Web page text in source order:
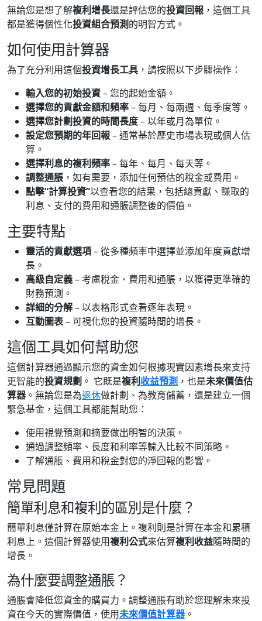
無論您是想了解複利增長還是評估您的投資回報 ，這個工具
都是獲得個性化投資組合預測的明智方式。
如何使用計算器
為了充分利用這個投資增長工具 ，請按照以下步驟操作：
輸入您的初始投資– 您的起始金額。
選擇您的貢獻金額和頻率– 每月、每兩週、每季度等。
選擇您計劃投資的時間長度– 以年或月為單位。
設定您預期的年回報– 通常基於歷史市場表現或個人估
算。
選擇利息的複利頻率– 每年、每月、每天等。
調整通脹 ，如有需要，添加任何預估的稅金或費用。
點擊“計算投資”以查看您的結果，包括總貢獻、賺取的
利息、支付的費用和通脹調整後的價值。
主要特點
靈活的貢獻選項– 從多種頻率中選擇並添加年度貢獻增
長。
高級自定義– 考慮稅金、費用和通脹，以獲得更準確的
財務預測。
詳細的分解– 以表格形式查看逐年表現。
互動圖表– 可視化您的投資隨時間的增長。
這個工具如何幫助您
這個計算器通過顯示您的資金如何根據現實因素增長來支持
更智能的投資規劃 。 它既是複利 收益預測 ，也是未來價值估
算器 。無論您是為退休做計劃、為教育儲蓄，還是建立一個
緊急基金，這個工具都能幫助您：
使用視覺預測和摘要做出明智的決策。
通過調整頻率、長度和利率等輸入比較不同策略。
了解通脹、費用和稅金對您的淨回報的影響。
常見問題
簡單利息和複利的區別是什麼？
簡單利息僅計算在原始本金上。複利則是計算在本金和累積
利息上。這個計算器使用複利公式來估算複利收益隨時間的
增長。
為什麼要調整通脹？
通脹會降低您資金的購買力。調整通脹有助於您理解未來投
資在今天的實際價值，使用未來價值計算器 。